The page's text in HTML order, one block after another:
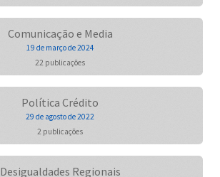
Comunicação e Media
19 de março de 2024
22 publicações
Política Crédito
29 de agosto de 2022
2 publicações
Desigualdades Regionais